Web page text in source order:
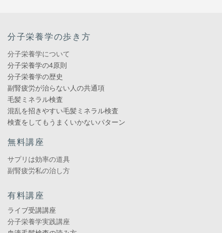
分子栄養学の歩き方
分子栄養学について
分子栄養学の4原則
分子栄養学の歴史
副腎疲労が治らない人の共通項
毛髪ミネラル検査
混乱を招きやすい毛髪ミネラル検査
検査をしてもうまくいかないパターン
無料講座
サプリは効率の道具
副腎疲労私の治し方
有料講座
ライブ受講講座
分子栄養学実践講座